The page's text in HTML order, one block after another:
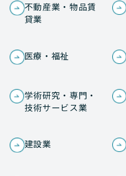
不動産業・物品賃
貸業
医療・福祉
学術研究・専門・
技術サービス業
建設業